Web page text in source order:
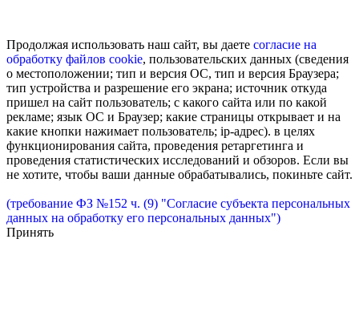
Продолжая использовать наш сайт, вы даете согласие на
обработку файлов cookie, пользовательских данных (сведения
о местоположении; тип и версия ОС, тип и версия Браузера;
тип устройства и разрешение его экрана; источник откуда
пришел на сайт пользователь; с какого сайта или по какой
рекламе; язык ОС и Браузер; какие страницы открывает и на
какие кнопки нажимает пользователь; ip-адрес). в целях
функционирования сайта, проведения ретаргетинга и
проведения статистических исследований и обзоров. Если вы
не хотите, чтобы ваши данные обрабатывались, покиньте сайт.
(требование ФЗ №152 ч. (9) "Согласие субъекта персональных
данных на обработку его персональных данных")
Принять